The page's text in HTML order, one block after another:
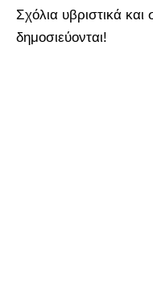
Σχόλια υβριστικά
δημοσιεύονται!